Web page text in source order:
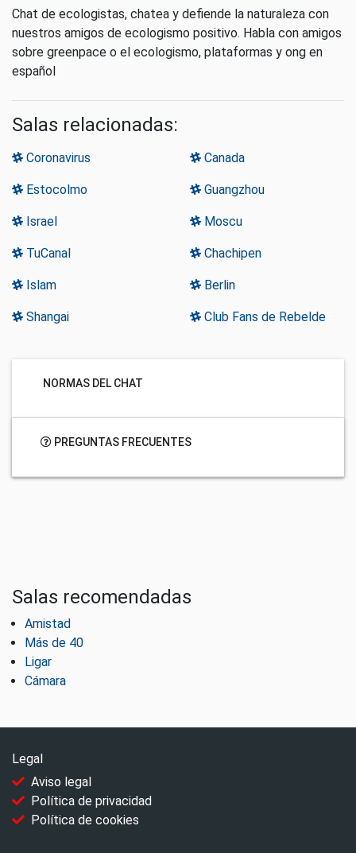
Chat de ecologistas, chatea y defiende la naturaleza con
nuestros amigos de ecologismo positivo. Habla con amigos
sobre greenpace o el ecologismo, plataformas y ong en
español
Salas relacionadas:
Coronavirus Canada
Estocolmo Guangzhou
Israel Moscu
TuCanal Chachipen
Islam Berlin
Shangai Club Fans de Rebelde
NORMAS DEL CHAT
PREGUNTAS FRECUENTES
Salas recomendadas
Amistad
Más de 40
Ligar
Cámara
Legal
Aviso legal
Política de privacidad
Política de cookies